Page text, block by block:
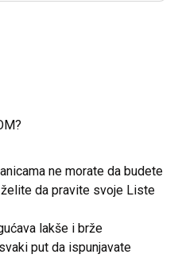
ne morate da budete
da pravite svoje Liste
lakše i brže
put da ispunjavate